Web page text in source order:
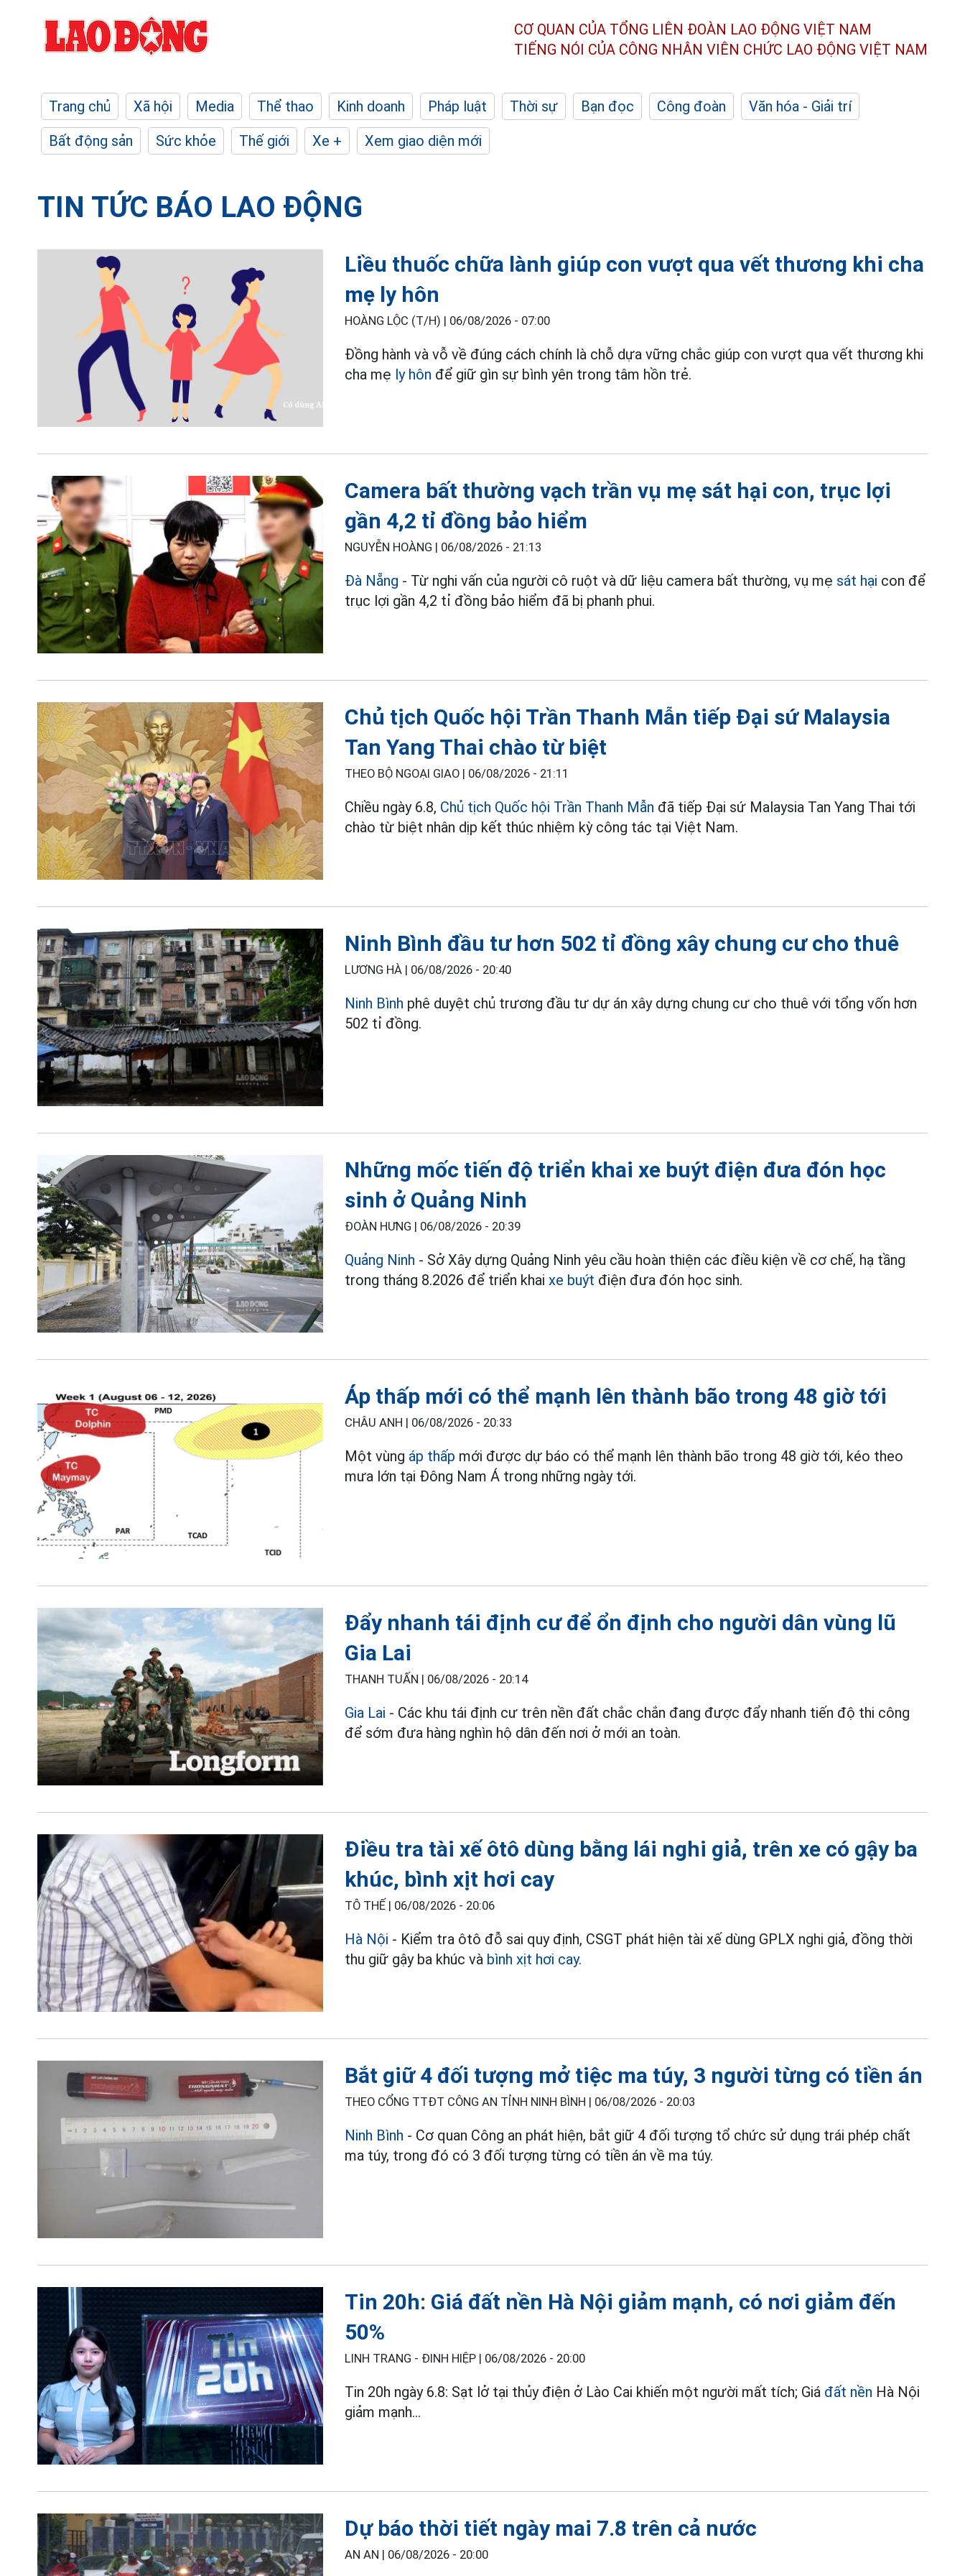
CƠ QUAN CỦA TỔNG LIÊN ĐOÀN LAO ĐỘNG VIỆT NAM
TIẾNG NÓI CỦA CÔNG NHÂN VIÊN CHỨC LAO ĐỘNG VIỆT NAM
Trang chủ Xã hội Media Thể thao Kinh doanh Pháp luật Thời sự Bạn đọc Công đoàn
Văn hóa - Giải trí
Bất động sản
Sức khỏe Thế giới Xe + Xem giao diện mới
TIN TỨC BÁO LAO ĐỘNG
Liều thuốc chữa lành giúp con vượt qua vết thương khi cha
mẹ ly hôn
HOÀNG LỘC (T/H) | 06/08/2026 - 07:00
Đồng hành và vỗ về đúng cách chính là chỗ dựa vững chắc giúp con vượt qua vết thương khi
cha mẹ ly hôn để giữ gìn sự bình yên trong tâm hồn trẻ.
Camera bất thường vạch trần vụ mẹ sát hại con, trục lợi
gần 4,2 tỉ đồng bảo hiểm
NGUYỄN HOÀNG | 06/08/2026 - 21:13
Đà Nẵng - Từ nghi vấn của người cô ruột và dữ liệu camera bất thường, vụ mẹ sát hại con để
trục lợi gần 4,2 tỉ đồng bảo hiểm đã bị phanh phui.
Chủ tịch Quốc hội Trần Thanh Mẫn tiếp Đại sứ Malaysia
Tan Yang Thai chào từ biệt
THEO BỘ NGOẠI GIAO | 06/08/2026 - 21:11
Chiều ngày 6.8, Chủ tịch Quốc hội Trần Thanh Mẫn đã tiếp Đại sứ Malaysia Tan Yang Thai tới
chào từ biệt nhân dịp kết thúc nhiệm kỳ công tác tại Việt Nam.
Ninh Bình đầu tư hơn 502 tỉ đồng xây chung cư cho thuê
LƯƠNG HÀ | 06/08/2026 - 20:40
Ninh Bình phê duyệt chủ trương đầu tư dự án xây dựng chung cư cho thuê với tổng vốn hơn
502 tỉ đồng.
Những mốc tiến độ triển khai xe buýt điện đưa đón học
sinh ở Quảng Ninh
ĐOÀN HƯNG | 06/08/2026 - 20:39
Quảng Ninh - Sở Xây dựng Quảng Ninh yêu cầu hoàn thiện các điều kiện về cơ chế, hạ tầng
trong tháng 8.2026 để triển khaixe buýt điện đưa đón học sinh.
Áp thấp mới có thể mạnh lên thành bão trong 48 giờ tới
CHÂU ANH | 06/08/2026 - 20:33
Một vùng áp thấp mới được dự báo có thể mạnh lên thành bão trong 48 giờ tới, kéo theo
mưa lớn tại Đông Nam Á trong những ngày tới.
Đẩy nhanh tái định cư để ổn định cho người dân vùng lũ
Gia Lai
THANH TUẤN | 06/08/2026 - 20:14
Gia Lai - Các khu tái định cư trên nền đất chắc chắn đang được đẩy nhanh tiến độ thi công
để sớm đưa hàng nghìn hộ dân đến nơi ở mới an toàn.
Điều tra tài xế ôtô dùng bằng lái nghi giả, trên xe có gậy ba
khúc, bình xịt hơi cay
TÔ THẾ | 06/08/2026 - 20:06
Hà Nội - Kiểm tra ôtô đỗ sai quy định, CSGT phát hiện tài xế dùng GPLX nghi giả, đồng thời
thu giữ gậy ba khúc và bình xịt hơi cay.
Bắt giữ 4 đối tượng mở tiệc ma túy, 3 người từng có tiền án
THEO CỔNG TTĐT CÔNG AN TỈNH NINH BÌNH | 06/08/2026 - 20:03
Ninh Bình - Cơ quan Công an phát hiện, bắt giữ 4 đối tượng tổ chức sử dụng trái phép chất
ma túy, trong đó có 3 đối tượng từng có tiền án về ma túy.
Tin 20h: Giá đất nền Hà Nội giảm mạnh, có nơi giảm đến
50%
LINH TRANG - ĐINH HIỆP | 06/08/2026 - 20:00
Tin 20h ngày 6.8: Sạt lở tại thủy điện ở Lào Cai khiến một người mất tích; Giá đất nền Hà Nội
giảm mạnh...
Dự báo thời tiết ngày mai 7.8 trên cả nước
AN AN | 06/08/2026 - 20:00